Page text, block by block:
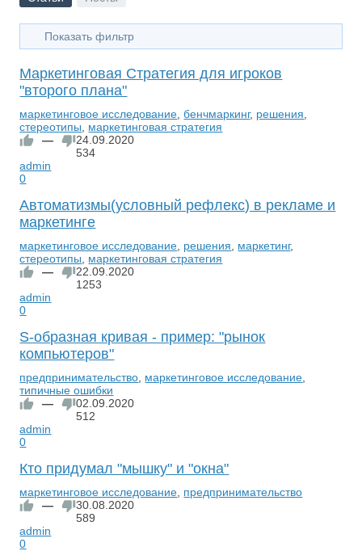
Показать фильтр
Маркетинговая Стратегия для игроков
"второго плана"
маркетинговое исследование ,бенчмаркинг, решения
стереотипы
маркетинговая стратегия
—
24.09.2020
534
admin
0
Автоматизмы(условный рефлекс) в рекламе и
маркетинге
маркетинговое исследование решения маркетинг,
стереотипы
маркетинговая стратегия
—
22.09.2020
1253
admin
0
S-образная кривая - пример: "рынок
компьютеров"
предпринимательство маркетинговое исследование
типичные ошибки
—
02.09.2020
512
admin
0
Кто придумал "мышку" и "окна"
маркетинговое исследование предпринимательство
—
30.08.2020
589
admin
0